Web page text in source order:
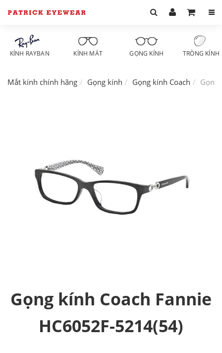
KÍNH RAYBAN KÍNH MÁT GỌNG KÍNH TRÒNG KÍNH
Mắt kính chính hãng Gọng kính Gọng kính Coach Gọng
Gọng kính Coach Fannie
HC6052F-5214(54)